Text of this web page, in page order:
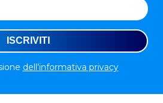
dell'informativa privacy